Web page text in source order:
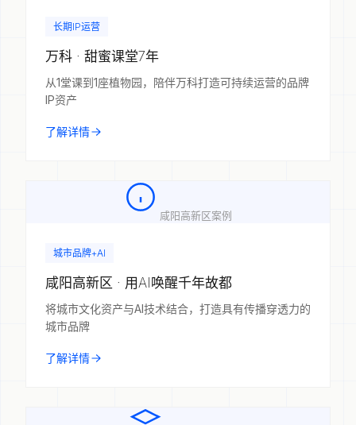
长期IP运营
万科 · 甜蜜课堂7年
从1堂课到1座植物园，陪伴万科打造可持续运营的品牌
IP资产
了解详情
咸阳高新区案例
城市品牌+AI
咸阳高新区 · 用AI唤醒千年故都
将城市文化资产与AI技术结合，打造具有传播穿透力的
城市品牌
了解详情